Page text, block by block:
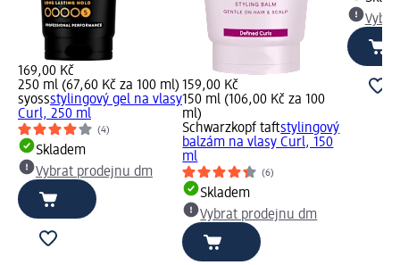
169,00 Kč
250 ml (67,60 Kč za 100 ml)
syossstylingový gel na vlasy
Curl, 250 ml
(4)
Skladem
Vybrat prodejnu dm
159,00 Kč
150 ml (106,00 Kč za 100
ml)
Schwarzkopf taftstylingový
balzám na vlasy Curl, 150
ml
(6)
Skladem
Vybrat prodejnu dm